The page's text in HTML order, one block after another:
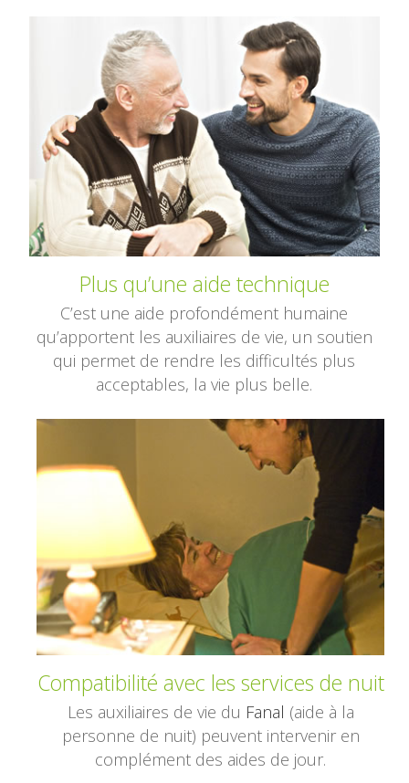
Plus qu’une aide technique
C’est une aide profondément humaine
qu’apportent les auxiliaires de vie, un soutien
qui permet de rendre les difficultés plus
acceptables, la vie plus belle.
Compatibilité avec les services de nuit
Les auxiliaires de vie du Fanal (aide à la
personne de nuit) peuvent intervenir en
complément des aides de jour.